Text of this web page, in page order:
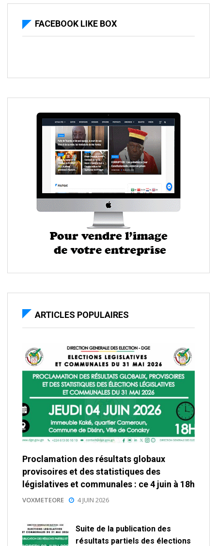
FACEBOOK LIKE BOX
ARTICLES POPULAIRES
Proclamation des résultats globaux
provisoires et des statistiques des
législatives et communales : ce 4 juin à 18h
VOXMETEORE 4 JUIN 2026
Suite de la publication des
résultats partiels des élections